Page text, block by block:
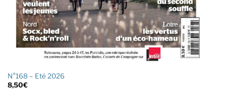
N°168 – Eté 2026
8,50€